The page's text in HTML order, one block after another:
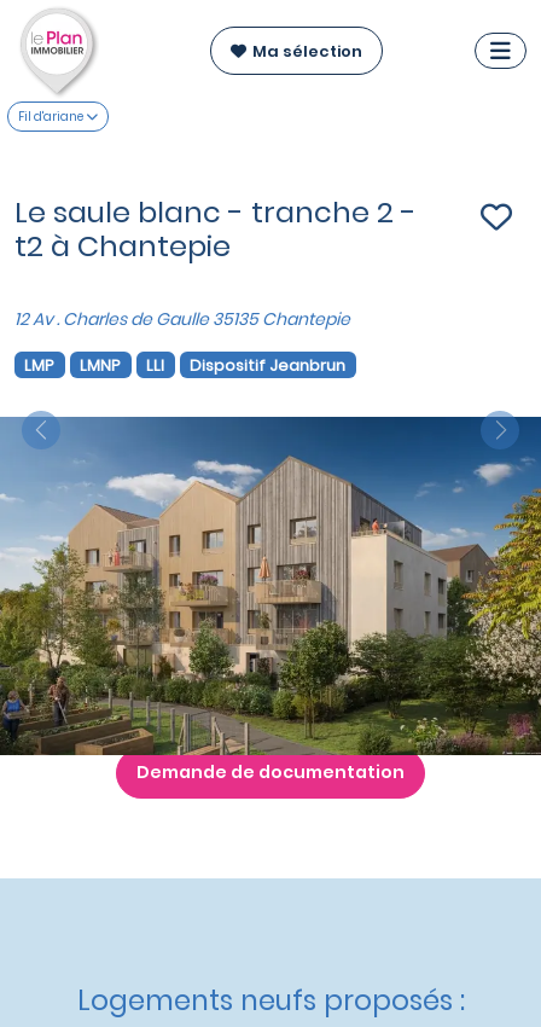
Ma sélection
Fil d'ariane
Le saule blanc - tranche 2 -
t2 à Chantepie
12 Av . Charles de Gaulle 35135 Chantepie
LMP LMNP LLI Dispositif Jeanbrun
Previous
Next
VOIR SUR LA CARTE
Appartements T2
à partir de175 000 €
Nos autres appartements neufsà Chantepie
Livraison :2ème trimestre 2028
Etat d'avancement :Travaux en cours
Éligible :Statut LMP,Statut LMNP,Bail Réel Solidaire,
Logement Locatif Intermédiaire,Dispositif Jeanbrun
Demande de documentation
Logements neufs proposés :